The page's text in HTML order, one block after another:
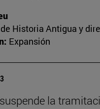
Historia Antigua y
Expansión
la